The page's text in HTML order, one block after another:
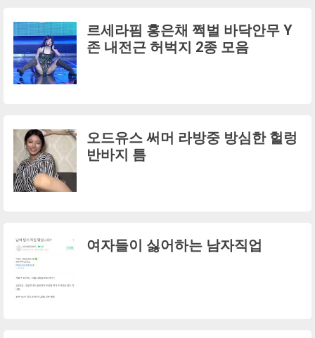
르세라핌 홍은채 쩍벌 바닥안무 Y
존 내전근 허벅지 2종 모음
오드유스 써머 라방중 방심한 헐렁
반바지 틈
여자들이 싫어하는 남자직업